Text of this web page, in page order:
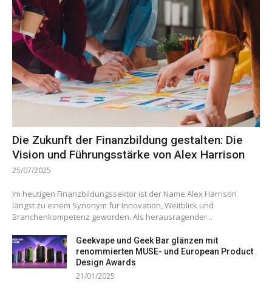
Die Zukunft der Finanzbildung gestalten: Die
Vision und Führungsstärke von Alex Harrison
25/07/2025
Im heutigen Finanzbildungssektor ist der Name Alex Harrison
längst zu einem Synonym für Innovation, Weitblick und
Branchenkompetenz geworden. Als herausragender...
Geekvape und Geek Bar glänzen mit
renommierten MUSE- und European Product
Design Awards
21/01/2025